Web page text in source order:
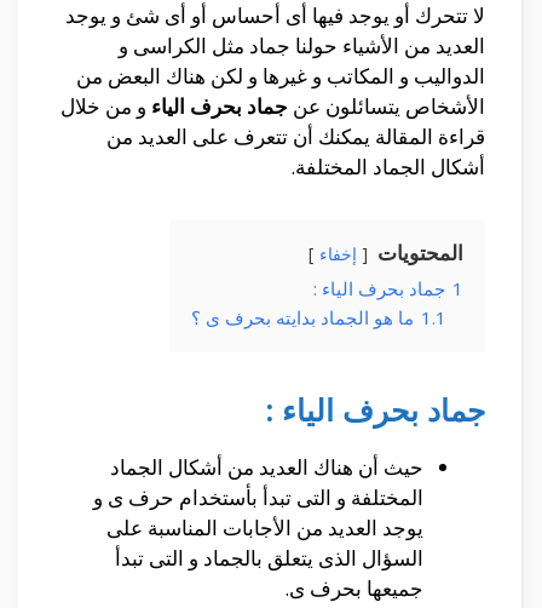
لا تتحرك أو يوجد فيها أى أحساس أو أى شئ و يوجد
العديد من الأشياء حولنا جماد مثل الكراسى و
الدواليب و المكاتب و غيرها و لكن هناك البعض من
الأشخاص يتسائلون عن جماد بحرف الياء و من خلال
قراءة المقالة يمكنك أن تتعرف على العديد من
أشكال الجماد المختلفة.
المحتويات إخفاء
1 جماد بحرف الياء :
1.1 ما هو الجماد بدايته بحرف ى ؟
جماد بحرف الياء :
حيث أن هناك العديد من أشكال الجماد
المختلفة و التى تبدأ بأستخدام حرف ى و
يوجد العديد من الأجابات المناسبة على
السؤال الذى يتعلق بالجماد و التى تبدأ
جميعها بحرف ى.